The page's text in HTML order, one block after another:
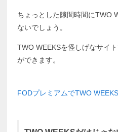
ちょっとした隙間時間にTWO
ないでしょう。
TWO WEEKSを怪しげなサイ
ができます。
FODプレミアムでTWO